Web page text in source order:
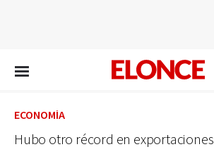
ECONOMÍA
Hubo otro récord en exportaciones